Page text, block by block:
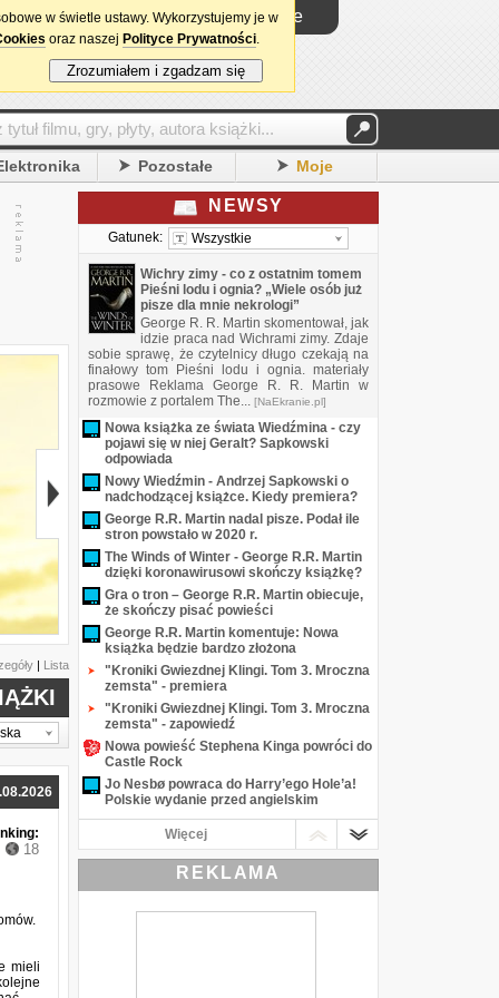
Logowanie
Pozostałe Moje
| Lista
18
mieli
NEWSY
Gatunek: Wszystkie
Wichry zimy - co z ostatnim tomem
Pieśni lodu i ognia? „Wiele osób już
pisze dla mnie nekrologi”
George R. R. Martin skomentował, jak
idzie praca nad Wichrami zimy. Zdaje
sobie sprawę, że czytelnicy długo czekają na
finałowy tom Pieśni lodu i ognia. materiały
prasowe Reklama George R. R. Martin w
rozmowie z portalem The... [NaEkranie.pl]
Nowa książka ze świata Wiedźmina - czy
pojawi się w niej Geralt? Sapkowski
odpowiada
Nowy Wiedźmin - Andrzej Sapkowski o
nadchodzącej książce. Kiedy premiera?
George R.R. Martin nadal pisze. Podał ile
stron powstało w 2020 r.
The Winds of Winter - George R.R. Martin
dzięki koronawirusowi skończy książkę?
Gra o tron – George R.R. Martin obiecuje,
że skończy pisać powieści
George R.R. Martin komentuje: Nowa
książka będzie bardzo złożona
"Kroniki Gwiezdnej Klingi. Tom 3. Mroczna
zemsta" - premiera
"Kroniki Gwiezdnej Klingi. Tom 3. Mroczna
zemsta" - zapowiedź
Nowa powieść Stephena Kinga powróci do
Castle Rock
Jo Nesbø powraca do Harry’ego Hole’a!
Polskie wydanie przed angielskim
George R.R. Martin o tym, jak długo będzie
pisał Wichry zimy
Nowi "Zwiadowcy” tydzień później
Więcej
REKLAMA
w świetle ustawy. Wykorzystujemy je w
oraz naszej Polityce Prywatności.
Zrozumiałem i zgadzam się